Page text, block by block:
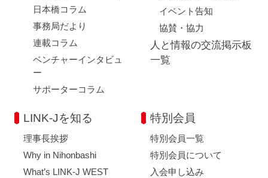
日本橋コラム
事務局だより
連載コラム
ベンチャーインタビュ
ー
サポーターコラム
イベント告知
協賛・協力
人と情報の交流掲示板
一覧
LINK-Jを知る
理事長挨拶
Why in Nihonbashi
What’s LINK-J WEST
特別会員
特別会員一覧
特別会員について
入会申し込み